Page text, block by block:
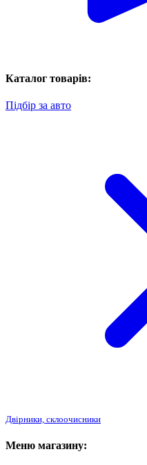
Каталог товарів:
Підбір за авто
Двірники, склоочисники
Меню магазину: